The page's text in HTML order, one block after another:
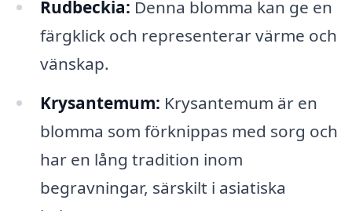
Rudbeckia: Denna blomma kan ge en
färgklick och representerar värme och
vänskap.
Krysantemum: Krysantemum är en
blomma som förknippas med sorg och
har en lång tradition inom
begravningar, särskilt i asiatiska